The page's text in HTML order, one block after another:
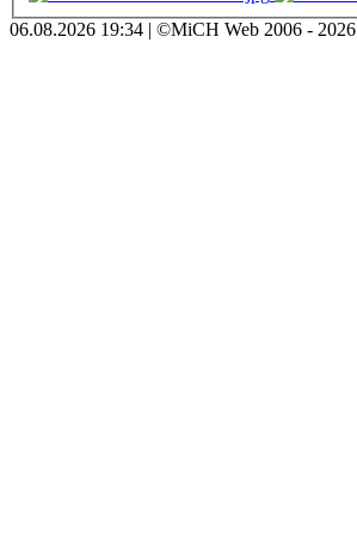
06.08.2026 19:34 | ©MiCH Web 2006 - 2026